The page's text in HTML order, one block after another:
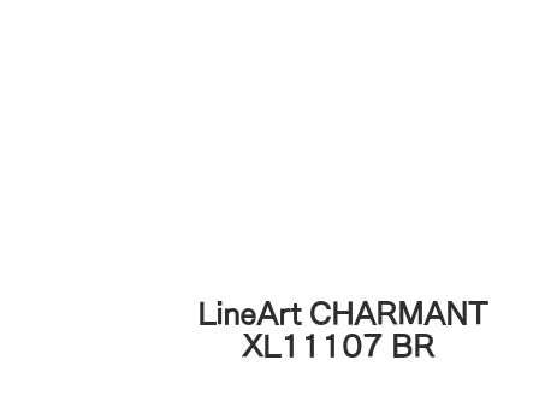
LineArt CHARMANT
XL11107 BR